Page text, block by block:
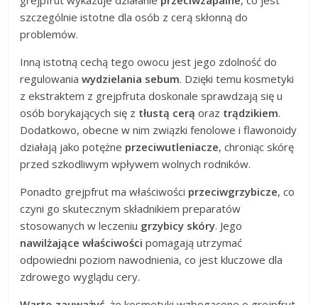
szczególnie istotne dla osób z cerą skłonną do
problemów.
Inną istotną cechą tego owocu jest jego zdolność do
regulowaniawydzielania sebum. Dzięki temu kosmetyki
z ekstraktem z grejpfruta doskonale sprawdzają się u
osób borykających się z tłustą cerą oraz trądzikiem.
Dodatkowo, obecne w nim związki fenolowe i flawonoidy
działają jako potężne przeciwutleniacze, chroniąc skórę
przed szkodliwym wpływem wolnych rodników.
Ponadto grejpfrut ma właściwości przeciwgrzybicze, co
czyni go skutecznym składnikiem preparatów
stosowanych w leczeniu grzybicy skóry. Jego
nawilżające właściwości pomagają utrzymać
odpowiedni poziom nawodnienia, co jest kluczowe dla
zdrowego wyglądu cery.